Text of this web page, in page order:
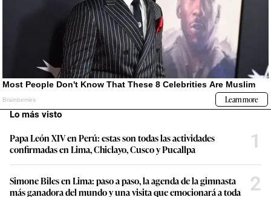
Lo más visto
Papa León XIV en Perú: estas son todas las actividades
confirmadas en Lima, Chiclayo, Cusco y Pucallpa
1
Simone Biles en Lima: paso a paso, la agenda de la gimnasta
más ganadora del mundo y una visita que emocionará a toda
2